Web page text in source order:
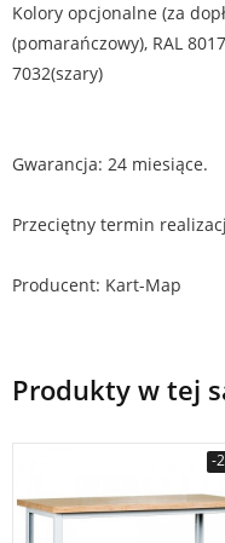
Kolory opcjonalne (za
(pomarańczowy), RAL
7032(szary)
Gwarancja: 24 miesiące.
Przeciętny termin
Producent: Kart-Map
Produkty w tej
-